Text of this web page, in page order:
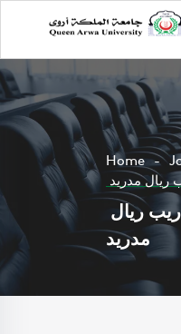
Home
ريال مدريد
مدريد